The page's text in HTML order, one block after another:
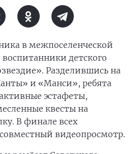
в межпоселенческой
детского
Разделившись на
и «Манси», ребята
эстафеты,
квесты на
В финале всех
видеопросмотр.